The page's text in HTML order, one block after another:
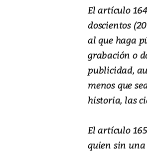
El artículo
doscientos
al que haga
grabación o
publicidad,
menos que
historia, las
El artículo
quien sin